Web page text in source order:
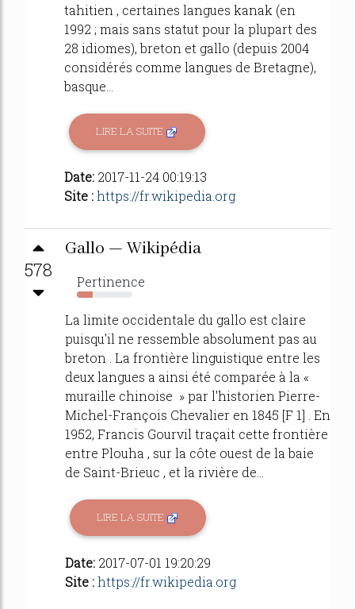
tahitien , certaines langues kanak (en
1992 ; mais sans statut pour la plupart des
28 idiomes), breton et gallo (depuis 2004
considérés comme langues de Bretagne),
basque...
LIRE LA SUITE
Date: 2017-11-24 00:19:13
Site :https://fr.wikipedia.org
578
Gallo — Wikipédia
Pertinence
29%
La limite occidentale du gallo est claire
puisqu'il ne ressemble absolument pas au
breton . La frontière linguistique entre les
deux langues a ainsi été comparée à la «
muraille chinoise » par l'historien Pierre-
Michel-François Chevalier en 1845 [F 1] . En
1952, Francis Gourvil traçait cette frontière
entre Plouha , sur la côte ouest de la baie
de Saint-Brieuc , et la rivière de...
LIRE LA SUITE
Date: 2017-07-01 19:20:29
Site :https://fr.wikipedia.org